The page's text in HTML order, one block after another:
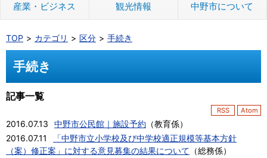
産業・ビジネス 観光情報 中野市について
TOP カテゴリ 区分 手続き
手続き
記事一覧
RSS Atom
2016.07.13 中野市公民館｜施設予約 （教育係）
2016.07.11
「中野市立小学校及び中学校適正規模等基本方針
（案）修正案」に対する意見募集の結果について （総務係）